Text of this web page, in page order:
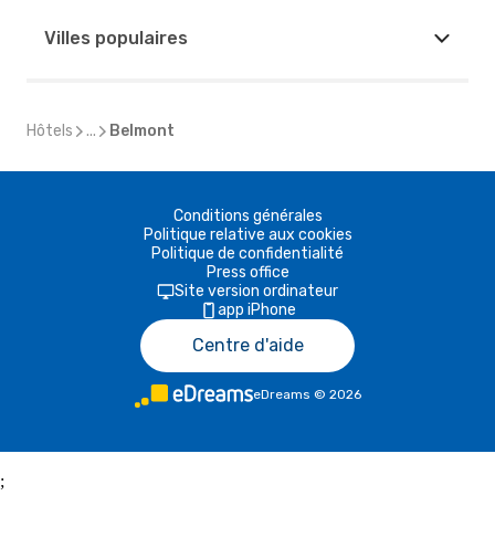
Villes populaires
Hôtels ... Belmont
Conditions générales
Politique relative aux cookies
Politique de confidentialité
Press office
Site version ordinateur
app iPhone
Centre d'aide
eDreams © 2026
;